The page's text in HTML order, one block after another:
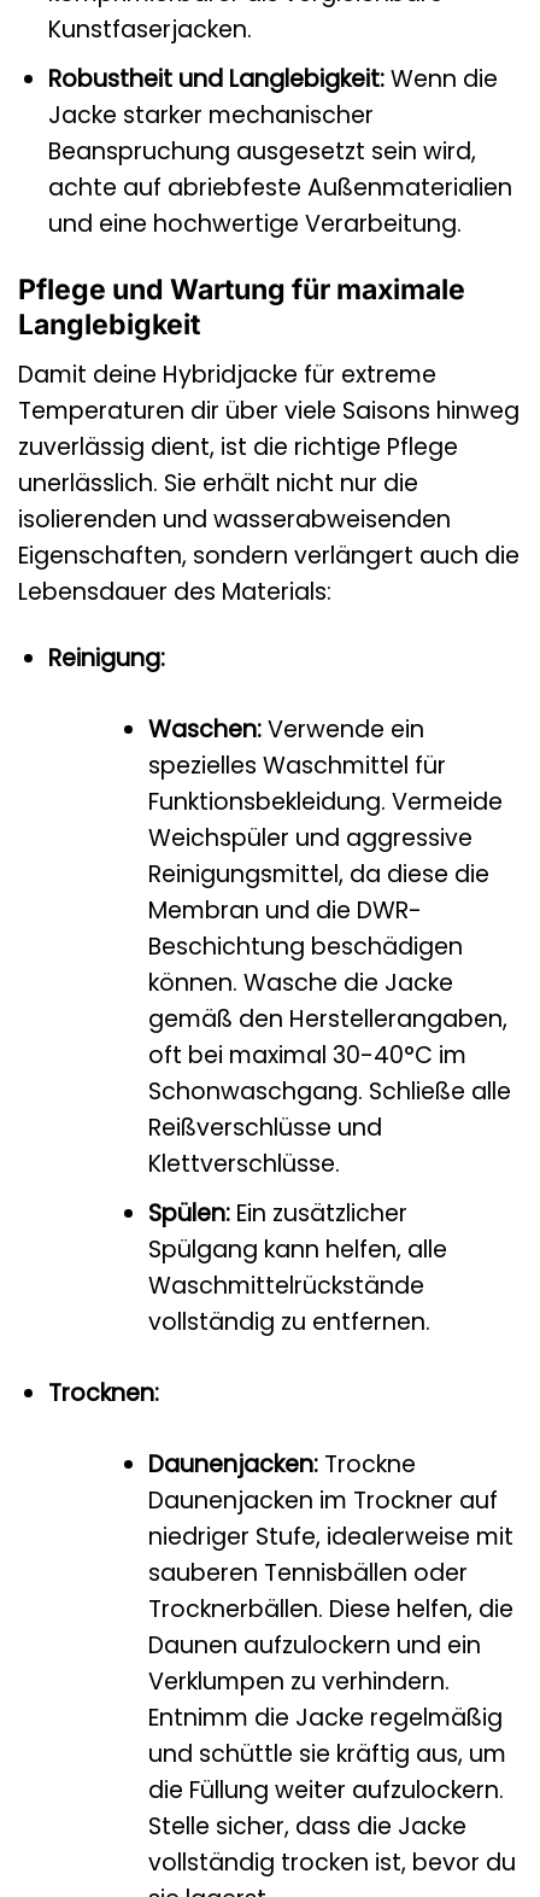
Kunstfaserjacken.
Robustheit und Langlebigkeit:Wenn die
Jacke starker mechanischer
Beanspruchung ausgesetzt sein wird,
achte auf abriebfeste Außenmaterialien
und eine hochwertige Verarbeitung.
Pflege und Wartung für maximale
Langlebigkeit
Damit deine Hybridjacke für extreme
Temperaturen dir über viele Saisons hinweg
zuverlässig dient, ist die richtige Pflege
unerlässlich. Sie erhält nicht nur die
isolierenden und wasserabweisenden
Eigenschaften, sondern verlängert auch die
Lebensdauer des Materials:
Reinigung:
Waschen:Verwende ein
spezielles Waschmittel für
Funktionsbekleidung. Vermeide
Weichspüler und aggressive
Reinigungsmittel, da diese die
Membran und die DWR-
Beschichtung beschädigen
können. Wasche die Jacke
gemäß den Herstellerangaben,
oft bei maximal 30-40°C im
Schonwaschgang. Schließe alle
Reißverschlüsse und
Klettverschlüsse.
Spülen:Ein zusätzlicher
Spülgang kann helfen, alle
Waschmittelrückstände
vollständig zu entfernen.
Trocknen:
Daunenjacken:Trockne
Daunenjacken im Trockner auf
niedriger Stufe, idealerweise mit
sauberen Tennisbällen oder
Trocknerbällen. Diese helfen, die
Daunen aufzulockern und ein
Verklumpen zu verhindern.
Entnimm die Jacke regelmäßig
und schüttle sie kräftig aus, um
die Füllung weiter aufzulockern.
Stelle sicher, dass die Jacke
vollständig trocken ist, bevor du